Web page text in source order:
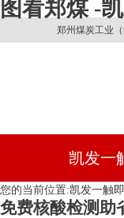
图看郑煤 -
郑州煤炭工业
凯发一
您的当前位置:凯发一触
免费核酸检测助